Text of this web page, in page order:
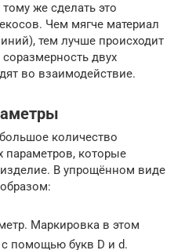
же сделать это
Чем мягче материал
тем лучше происходит
двух
во взаимодействие.
количество
параметров, которые
В упрощённом виде
Маркировка в этом
с помощью букв D и d.